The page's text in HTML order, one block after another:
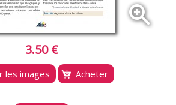
zoom_in
3.50 €
les images Acheter